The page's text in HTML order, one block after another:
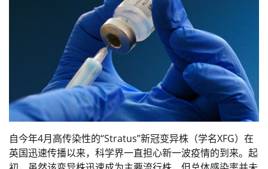
自今年4月高传染性的“Stratus”新冠变异株（学名XFG）在
英国迅速传播以来，科学界一直担心新一波疫情的到来。起